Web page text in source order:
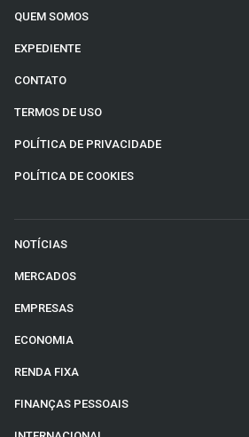
QUEM SOMOS
EXPEDIENTE
CONTATO
TERMOS DE USO
POLÍTICA DE PRIVACIDADE
POLÍTICA DE COOKIES
NOTÍCIAS
MERCADOS
EMPRESAS
ECONOMIA
RENDA FIXA
FINANÇAS PESSOAIS